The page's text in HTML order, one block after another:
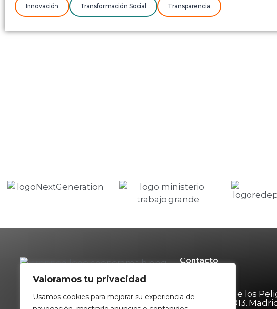
Valoramos tu privacidad
Usamos cookies para mejorar su experiencia de
Innovación Transformación Social Transparencia
Contacto
c/ Virgen de los
planta. 28013. Madrid